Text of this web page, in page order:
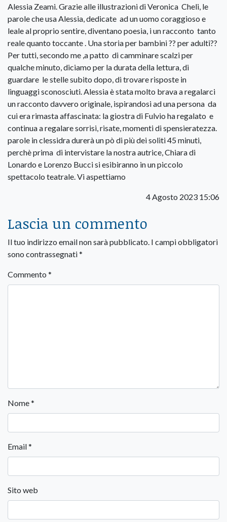
Alessia Zeami. Grazie alle illustrazioni di Veronica Cheli, le
parole che usa Alessia, dedicate ad un uomo coraggioso e
leale al proprio sentire, diventano poesia, i un racconto tanto
reale quanto toccante . Una storia per bambini ?? per adulti??
Per tutti, secondo me ,a patto di camminare scalzi per
qualche minuto, diciamo per la durata della lettura, di
guardare le stelle subito dopo, di trovare risposte in
linguaggi sconosciuti. Alessia è stata molto brava a regalarci
un racconto davvero originale, ispirandosi ad una persona da
cui era rimasta affascinata: la giostra di Fulvio ha regalato e
continua a regalare sorrisi, risate, momenti di spensieratezza.
parole in clessidra durerà un pò di più dei soliti 45 minuti,
perchè prima di intervistare la nostra autrice, Chiara di
Lonardo e Lorenzo Bucci si esibiranno in un piccolo
spettacolo teatrale. Vi aspettiamo
4 Agosto 2023 15:06
Lascia un commento
Il tuo indirizzo email non sarà pubblicato. I campi obbligatori
sono contrassegnati*
Commento *
Nome*
Email*
Sito web